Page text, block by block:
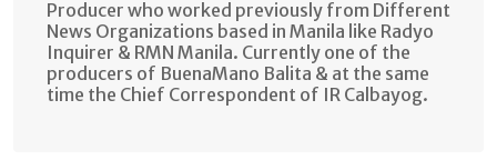
Producer who worked previously from Different
News Organizations based in Manila like Radyo
Inquirer & RMN Manila. Currently one of the
producers of BuenaMano Balita & at the same
time the Chief Correspondent of IR Calbayog.